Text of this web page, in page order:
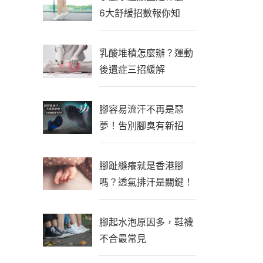
6大舒緩招數報你知
乳酸堆積怎麼辦？運動
後遺症三招緩解
腳容易流汗不再是惡
夢！吿別腳臭有新招
腳趾縫癢就是香港腳
嗎？透氣排汗是關鍵！
腳起水泡原因多，鞋襪
不合最常見